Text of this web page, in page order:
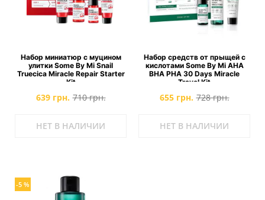
Набор миниатюр с муцином
улитки Some By Mi Snail
Truecica Miracle Repair Starter
Kit
639 грн. 710 грн.
НЕТ В НАЛИЧИИ
Набор средств от прыщей с
кислотами Some By Mi AHA
BHA PHA 30 Days Miracle
Travel Kit
655 грн. 728 грн.
НЕТ В НАЛИЧИИ
-5 %